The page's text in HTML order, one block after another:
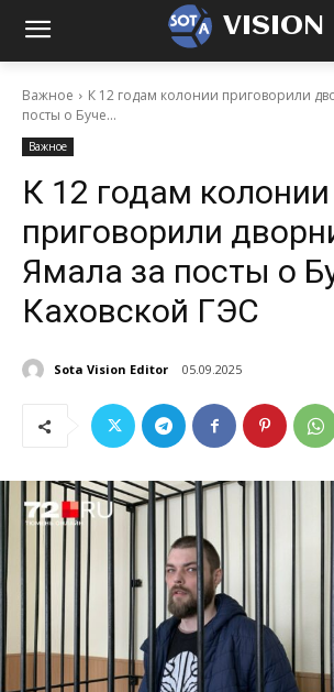
VISION
Важное
К 12 годам колонии приговорили
посты о Буче...
Важное
К 12 годам колонии
приговорили
Ямала за посты о
Каховской ГЭС
Sota Vision Editor 05.09.2025